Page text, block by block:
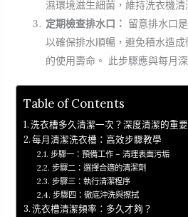
濕環境滋生細菌，維持洗衣機清
定期檢查排水口： 留意排水口
以確保排水順暢，避免積水造
的使用壽命。 此步驟應與每月
Table of Contents
洗衣槽多久清潔一次？深度清潔的重
每月清潔洗衣槽：高效步驟教學
步驟一：預備工作 – 清理表面污垢
步驟二：選擇合適的清潔劑
步驟三：執行清潔程序
步驟四：徹底沖洗與擦拭
洗衣槽清潔頻率：多久才夠？